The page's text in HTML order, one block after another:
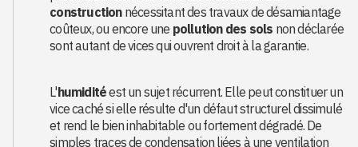
constructionnécessitant des travaux de désamiantage
coûteux, ou encore une pollution des sols non déclarée
sont autant de vices qui ouvrent droit à la garantie.
L'humiditéest un sujet récurrent. Elle peut constituer un
vice caché si elle résulte d'un défaut structurel dissimulé
et rend le bien inhabitable ou fortement dégradé. De
simples traces de condensation liées à une ventilation